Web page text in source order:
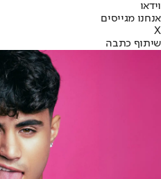
וידאו
אנחנו מגייסים
X
שיתוף כתבה